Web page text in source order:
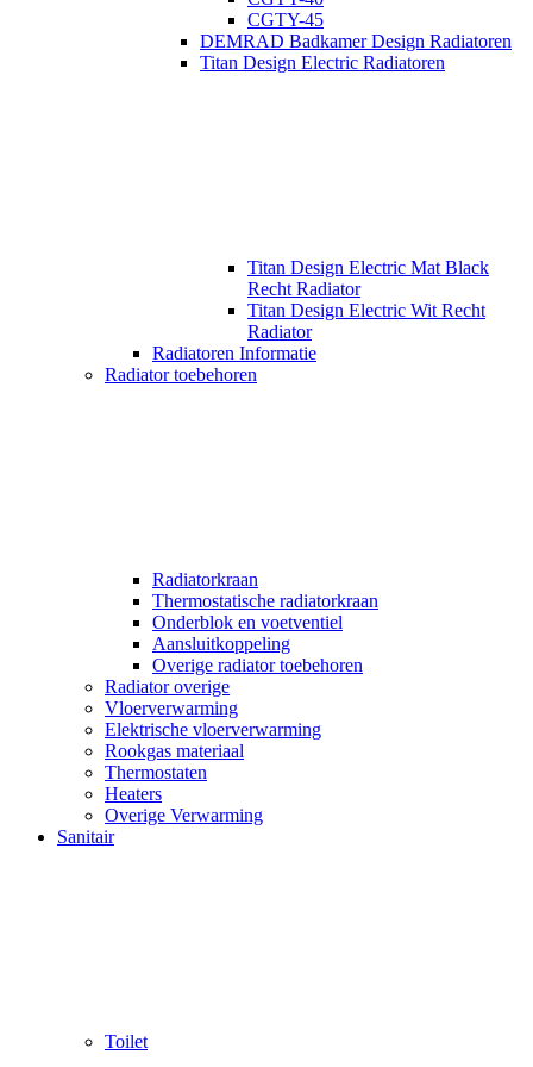
CGTY-45
DEMRAD Badkamer Design Radiatoren
Titan Design Electric Radiatoren
Titan Design Electric Mat Black
Recht Radiator
Titan Design Electric Wit Recht
Radiator
Radiatoren Informatie
Radiator toebehoren
Radiatorkraan
Thermostatische radiatorkraan
Onderblok en voetventiel
Aansluitkoppeling
Overige radiator toebehoren
Radiator overige
Vloerverwarming
Elektrische vloerverwarming
Rookgas materiaal
Thermostaten
Heaters
Overige Verwarming
Sanitair
Toilet